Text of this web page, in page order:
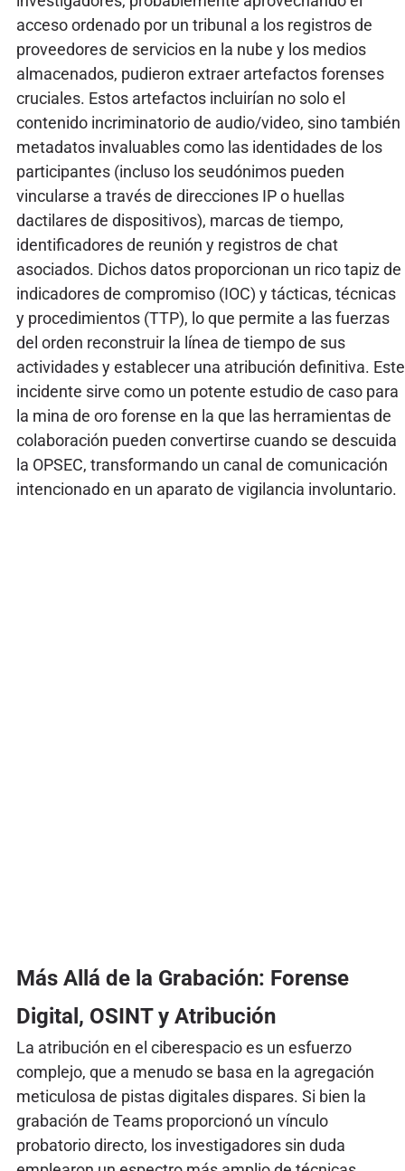
acceso ordenado por un tribunal a los registros de
proveedores de servicios en la nube y los medios
almacenados, pudieron extraer artefactos forenses
cruciales. Estos artefactos incluirían no solo el
contenido incriminatorio de audio/video, sino también
metadatos invaluables como las identidades de los
participantes (incluso los seudónimos pueden
vincularse a través de direcciones IP o huellas
dactilares de dispositivos), marcas de tiempo,
identificadores de reunión y registros de chat
asociados. Dichos datos proporcionan un rico tapiz de
indicadores de compromiso (IOC) y tácticas, técnicas
y procedimientos (TTP), lo que permite a las fuerzas
del orden reconstruir la línea de tiempo de sus
actividades y establecer una atribución definitiva. Este
incidente sirve como un potente estudio de caso para
la mina de oro forense en la que las herramientas de
colaboración pueden convertirse cuando se descuida
la OPSEC, transformando un canal de comunicación
intencionado en un aparato de vigilancia involuntario.
Más Allá de la Grabación: Forense
Digital, OSINT y Atribución
La atribución en el ciberespacio es un esfuerzo
complejo, que a menudo se basa en la agregación
meticulosa de pistas digitales dispares. Si bien la
grabación de Teams proporcionó un vínculo
probatorio directo, los investigadores sin duda